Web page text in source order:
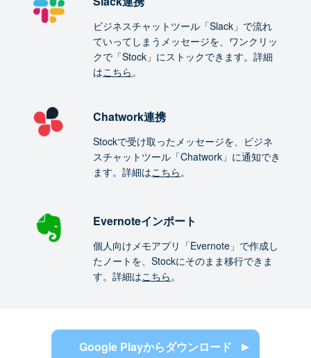
ビジネスチャットツール「Slack」で流れ
ていってしまうメッセージを、ワンクリッ
クで「Stock」にストックできます。詳細
はこちら。
Chatwork連携
Stockで受け取ったメッセージを、ビジネ
スチャットツール「Chatwork」に通知でき
ます。詳細はこちら。
Evernoteインポート
個人向けメモアプリ「Evernote」で作成し
たノートを、Stockにそのまま移行できま
す。詳細はこちら。
Google Playからダウンロード